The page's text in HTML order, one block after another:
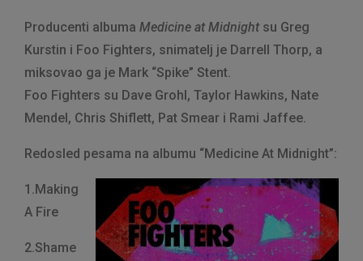
Producenti albuma Medicine at Midnight su Greg
Kurstin i Foo Fighters, snimatelj je Darrell Thorp, a
miksovao ga je Mark “Spike” Stent.
Foo Fighters su Dave Grohl, Taylor Hawkins, Nate
Mendel, Chris Shiflett, Pat Smear i Rami Jaffee.
Redosled pesama na albumu “Medicine At Midnight”:
1.Making
A Fire
2.Shame